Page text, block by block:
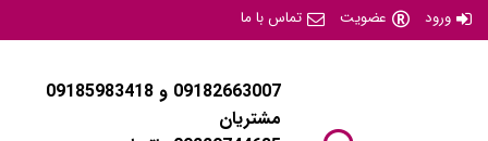
ورود عضویت تماس با ما
09182663007 و 09185983418
مشتریان